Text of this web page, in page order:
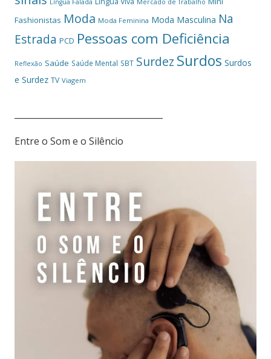
Língua Falada Mercado de Trabalho
Fashionistas Moda Moda Feminina Moda Masculina Na
Estrada PCD Pessoas com Deficiência
Reflexão Saúde Saúde Mental SBT Surdez Surdos Surdos
e Surdez TV Viagem
Entre o Som e o Silêncio